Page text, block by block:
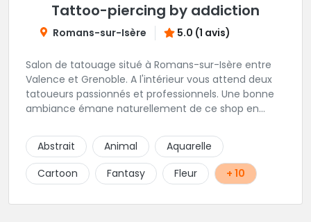
Tattoo-piercing by addiction
Romans-sur-Isère 5.0 (1 avis)
Salon de tatouage situé à Romans-sur-Isère entre
Valence et Grenoble. A l'intérieur vous attend deux
tatoueurs passionnés et professionnels. Une bonne
ambiance émane naturellement de ce shop en
Abstrait
Animal
Aquarelle
Cartoon
Fantasy Fleur + 10